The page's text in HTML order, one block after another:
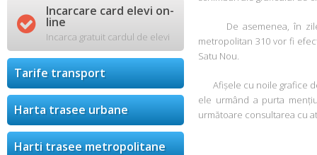
 Incarcare card elevi on-
line
Incarca gratuit cardul de elevi
Tarife transport
Harta trasee urbane
Harti trasee metropolitane
De asemenea, în zilele
metropolitan 310 vor fi
Satu Nou.
Afișele cu noile grafice
ele urmând a purta
următoare consultarea cu